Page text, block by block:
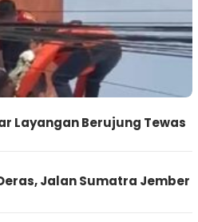
Layangan Berujung Tewas
Jalan Sumatra Jember